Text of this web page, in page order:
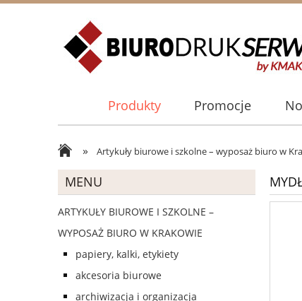
Produkty Promocje
» Artykuły biurowe i szkolne – wyposaż biuro w
MENU
ARTYKUŁY BIUROWE I SZKOLNE –
WYPOSAŻ BIURO W KRAKOWIE
papiery, kalki, etykiety
akcesoria biurowe
archiwizacja i organizacja